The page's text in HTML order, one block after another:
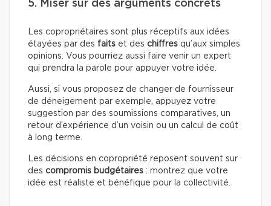
5. Miser sur des arguments concrets
Les copropriétaires sont plus réceptifs aux idées
étayées par des faits et des chiffres qu’aux simples
opinions. Vous pourriez aussi faire venir un expert
qui prendra la parole pour appuyer votre idée.
Aussi, si vous proposez de changer de fournisseur
de déneigement par exemple, appuyez votre
suggestion par des soumissions comparatives, un
retour d’expérience d’un voisin ou un calcul de coût
à long terme.
Les décisions en copropriété reposent souvent sur
des compromis budgétaires : montrez que votre
idée est réaliste et bénéfique pour la collectivité.